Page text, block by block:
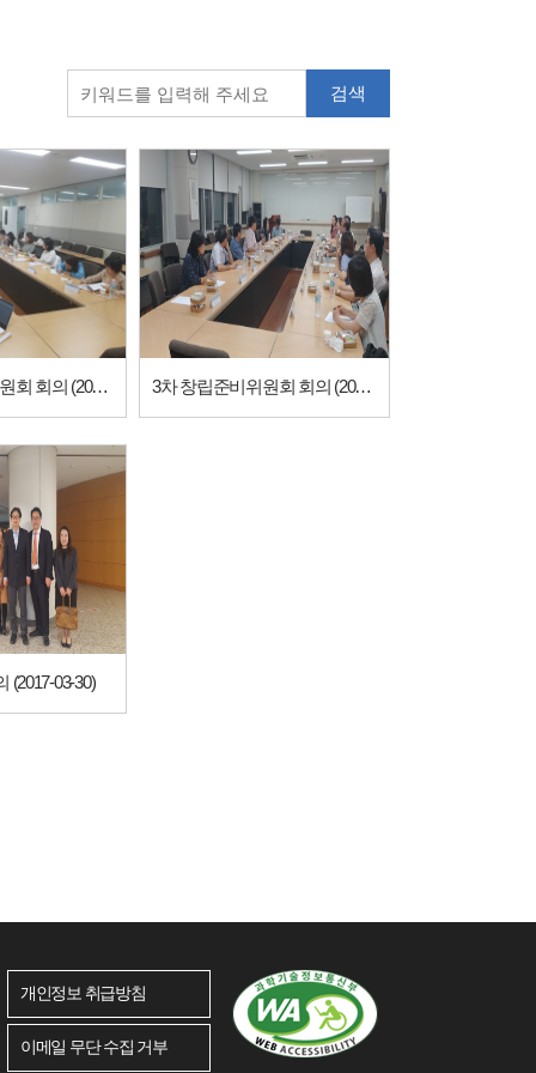
검색
4차 창립준비위원회 회의 (2017-09-25) 3차 창립준비위원회 회의 (2017-08-17)
(2017-03-30)
개인정보 취급방침
이메일 무단 수집 거부